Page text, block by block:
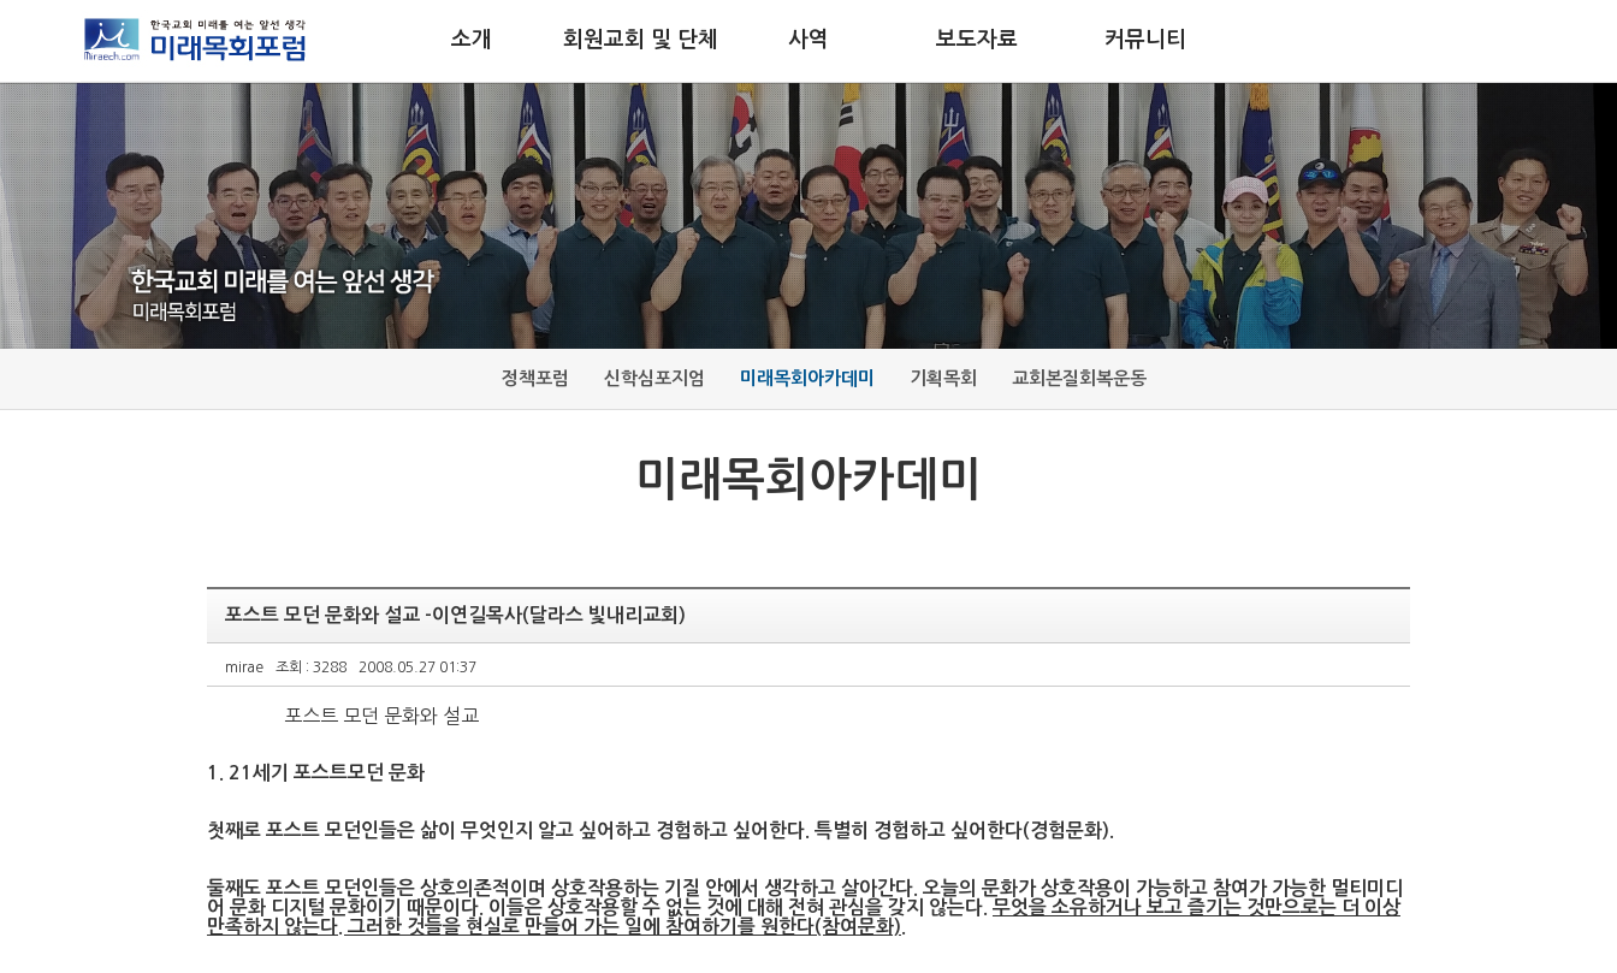
소개 회원교회 및 단체 사역 보도자료 커뮤니티
정책포럼 신학심포지엄 미래목회아카데미 기획목회 교회본질회복운동
미래목회아카데미
포스트 모던 문화와 설교 -이연길목사(달라스 빛내리교회)
mirae 조회 : 3288 2008.05.27 01:37
포스트 모던 문화와 설교
1. 21세기 포스트모던 문화
첫째로 포스트 모던인들은 삶이 무엇인지 알고 싶어하고 경험하고 싶어한다. 특별히 경험하고 싶어한다(경험문화).
둘째도 포스트 모던인들은 상호의존적이며 상호작용하는 기질 안에서 생각하고 살아간다. 오늘의 문화가 상호작용이 가능하고 참여가 가능한 멀티미디
어 문화 디지털 문화이기 때문이다. 이들은 상호작용할 수 없는 것에 대해 전혀 관심을 갖지 않는다. 무엇을 소유하거나 보고 즐기는 것만으로는 더 이상
만족하지 않는다. 그러한 것들을 현실로 만들어 가는 일에 참여하기를 원한다(참여문화).